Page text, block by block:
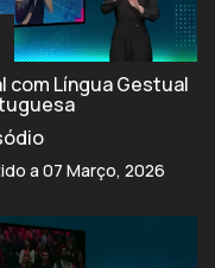
com Língua Gestual
a 07 Março, 2026